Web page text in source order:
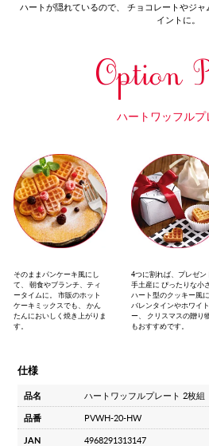
ハートが隠れているので、
チョコレートやジャ
イントに。
ハートワッフルプ
そのままパンケーキ風にし
て、
朝食やブランチ、ティ
ータイムに。
市販のホット
ケーキミックスでも、
かん
たんにおいしく焼き上がりま
す。
4つに割れば、プレゼン
手土産に ぴったりな小
ハート型のクッキー風に
バレンタインやホワイ
ー、
クリスマスの贈り
もおすすめです。
仕様
品名 ハートワッフルプレート 2枚組
品番 PVWH-20-HW
JAN 4968291313147